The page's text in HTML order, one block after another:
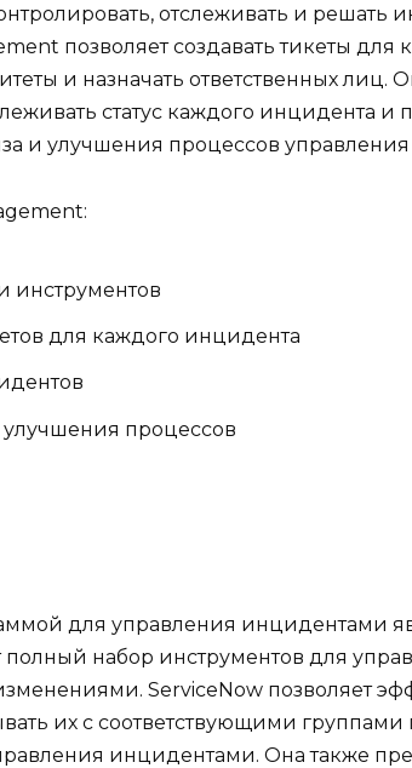
отслеживать и решать
позволяет создавать тикеты для
и назначать ответственных лиц.
статус каждого инцидента и
и улучшения процессов
для каждого инцидента
процессов
для управления инцидентами
полный набор инструментов для
ServiceNow позволяет
их с соответствующими
инцидентами. Она также